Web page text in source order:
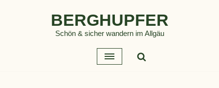
BERGHUPFER
Schön & sicher wandern im Allgäu